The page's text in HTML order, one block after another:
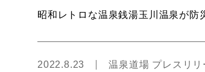
昭和レトロな温泉銭湯玉川温泉が
2022.8.23 温泉道場 プレスリリ